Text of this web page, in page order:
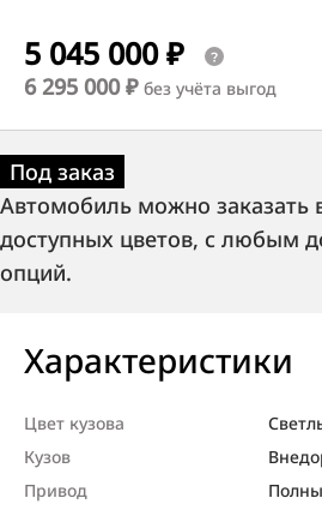
5 045 000 ₽
6 295 000 ₽ без учёта выгод
Под заказ
Автомобиль можно заказать
доступных цветов, с любым
опций.
Характеристики
Цвет кузова
Кузов
Привод